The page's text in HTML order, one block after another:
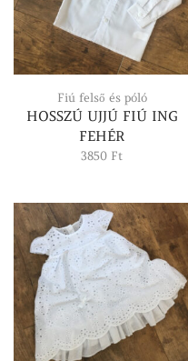
Fiú felső és póló
HOSSZÚ UJJÚ FIÚ ING
FEHÉR
3850 Ft